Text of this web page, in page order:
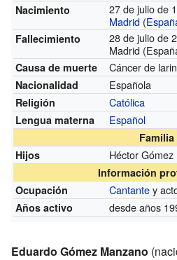
Nacimiento
27 de julio de
Madrid (
Fallecimiento
28 de julio de
Madrid
Causa de muerte Cáncer de
Nacionalidad Española
Religión Católica
Lengua materna Español
Familia
Hijos
Héctor Gómez
Información
Ocupación
Cantantey
Años activo desde años
Eduardo Gómez Manzano